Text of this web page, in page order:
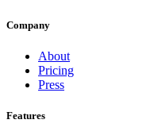
Company
About
Pricing
Press
Features